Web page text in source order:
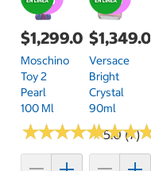
$1,299.00
Moschino
Toy 2
Pearl
100 Ml
★★★★★
★★★★★5.0 (7)
Versace
Bright
Crystal
90ml
★★★
★★★